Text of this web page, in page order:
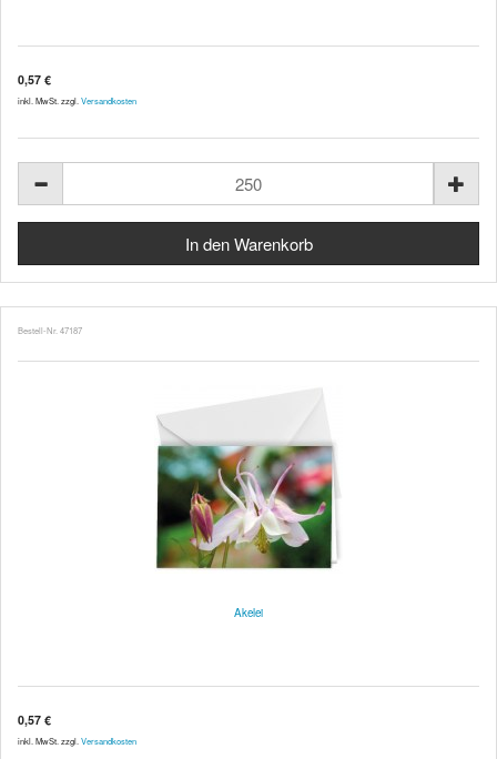
0,57 €
inkl. MwSt. zzgl. Versandkosten
Bestell-Nr. 47187
Akelei
0,57 €
inkl. MwSt. zzgl. Versandkosten